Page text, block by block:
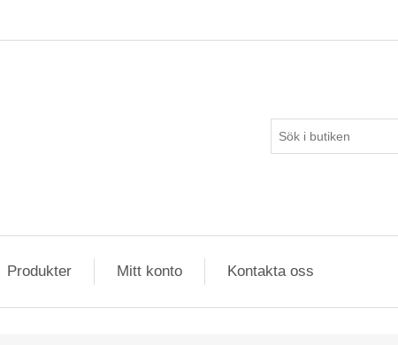
Produkter Mitt konto Kontakta oss